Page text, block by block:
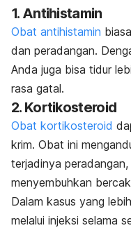
1. Antihistamin
Obat antihistamin
dan peradangan.
Anda juga bisa tidur
rasa gatal.
2. Kortikosteroid
Obat kortikosteroid
krim. Obat ini
terjadinya
menyembuhkan
Dalam kasus yang
melalui injeksi selama